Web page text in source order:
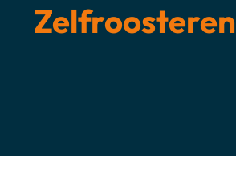
Zelfroosteren